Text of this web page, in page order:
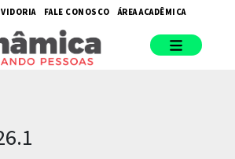
FALE CONOSCO ÁREA ACADÊMICA